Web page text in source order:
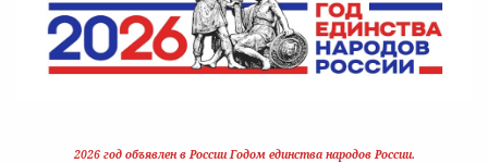
2026 год объявлен в России Годом единства народов России.